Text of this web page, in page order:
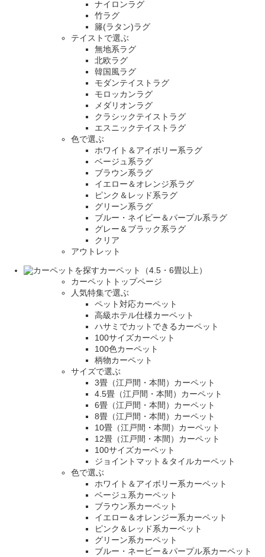
ナイロンラグ
竹ラグ
籐(ラタン)ラグ
テイストで選ぶ
無地系ラグ
北欧ラグ
韓国風ラグ
モダンテイストラグ
モロッカンラグ
メダリオンラグ
クラシックテイストラグ
エスニックテイストラグ
色で選ぶ
ホワイト＆アイボリー系ラグ
ベージュ系ラグ
ブラウン系ラグ
イエロー＆オレンジ系ラグ
ピンク＆レッド系ラグ
グリーン系ラグ
ブルー・ネイビー＆パープル系ラグ
グレー＆ブラック系ラグ
クリア
アウトレット
カーペット（4.5・6畳以上）
カーペットトップページ
人気特集で選ぶ
ペット対応カーペット
高級ホテル仕様カーペット
ハサミでカットできるカーペット
100サイズカーペット
100色カーペット
柄物カーペット
サイズで選ぶ
3畳（江戸間・本間）カーペット
4.5畳（江戸間・本間）カーペット
6畳（江戸間・本間）カーペット
8畳（江戸間・本間）カーペット
10畳（江戸間・本間）カーペット
12畳（江戸間・本間）カーペット
100サイズカーペット
ジョイントマット＆タイルカーペット
色で選ぶ
ホワイト＆アイボリー系カーペット
ベージュ系カーペット
ブラウン系カーペット
イエロー＆オレンジー系カーペット
ピンク＆レッド系カーペット
グリーン系カーペット
ブルー・ネービー＆パープル系カーペット